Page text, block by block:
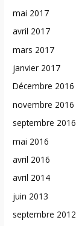
mai 2017
avril 2017
mars 2017
janvier 2017
Décembre 2016
novembre 2016
septembre 2016
mai 2016
avril 2016
avril 2014
juin 2013
septembre 2012